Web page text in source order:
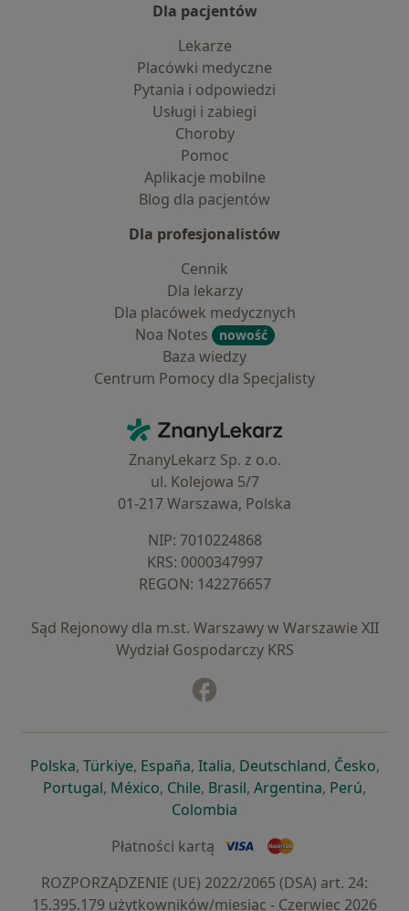
Dla pacjentów
Lekarze
Placówki medyczne
Pytania i odpowiedzi
Usługi i zabiegi
Choroby
Pomoc
Aplikacje mobilne
Blog dla pacjentów
Dla profesjonalistów
Cennik
Dla lekarzy
Dla placówek medycznych
Noa Notes
nowość
Baza wiedzy
Centrum Pomocy dla Specjalisty
ZnanyLekarz - Strona główna
ZnanyLekarz Sp. z o.o.
ul. Kolejowa 5/7
01-217 Warszawa, Polska
NIP: ⁠7010224868
KRS: ⁠0000347997
REGON: ⁠142276657
Sąd Rejonowy dla m.st. Warszawy w Warszawie XII
Wydział Gospodarczy KRS
Polskaotwiera się w nowej karcie
, Türkiyeotwiera się w nowej karcie
, Españaotwiera się w nowej karcie
, Italiaotwiera się w nowej
, Deutschlandotwiera się
, Česko,
Portugalotwiera się w nowej karcie
, Méxicootwiera się w nowej karcie
, Chileotwiera się w nowej karcie
, Brasilotwiera się w nowej
, Argentinaotwiera się
, Perú,
Colombia
Płatności kartą
ROZPORZĄDZENIE (UE) 2022/2065 (DSA) art. 24:
15.395.179 użytkowników/miesiąc - Czerwiec 2026